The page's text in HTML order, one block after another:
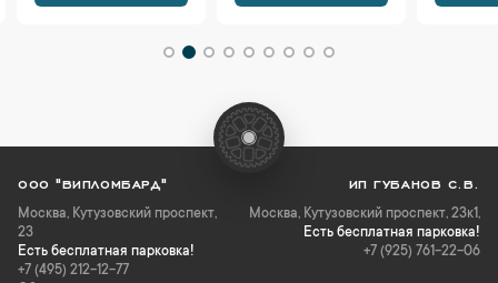
ООО "ВИПЛОМБАРД"
Москва, Кутузовский проспект,
23
Есть бесплатная парковка!
+7 (495) 212-12-77
ИП ГУБАНОВ С.В.
Москва, Кутузовский проспект, 23к1,
Есть бесплатная парковка!
+7 (925) 761-22-06